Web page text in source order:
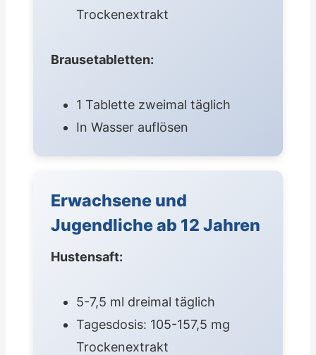
Trockenextrakt
Brausetabletten:
1 Tablette zweimal täglich
In Wasser auflösen
Erwachsene und
Jugendliche ab 12 Jahren
Hustensaft:
5-7,5 ml dreimal täglich
Tagesdosis: 105-157,5 mg
Trockenextrakt